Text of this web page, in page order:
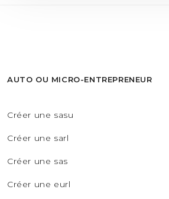
AUTO OU MICRO-ENTREPRENEUR
Créer une sasu
Créer une sarl
Créer une sas
Créer une eurl